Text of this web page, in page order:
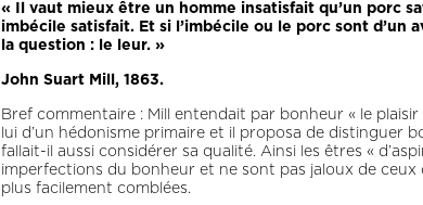
« Il vaut mieux être un homme insatisfait qu’un porc
imbécile satisfait. Et si l’imbécile ou le porc sont d’un
la question : le leur. »
John Suart Mill, 1863.
Bref commentaire : Mill entendait par bonheur « le plaisir
lui d’un hédonisme primaire et il proposa de distinguer
fallait-il aussi considérer sa qualité. Ainsi les êtres «
imperfections du bonheur et ne sont pas jaloux de ceux
plus facilement comblées.